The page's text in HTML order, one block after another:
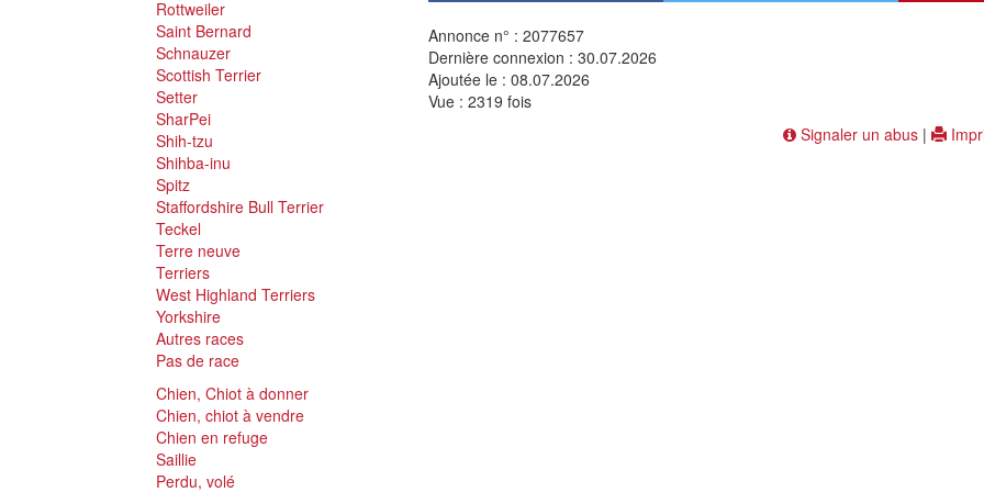
Rottweiler
Saint Bernard
Schnauzer
Scottish Terrier
Setter
SharPei
Shih-tzu
Shihba-inu
Spitz
Staffordshire Bull Terrier
Teckel
Terre neuve
Terriers
West Highland Terriers
Yorkshire
Autres races
Pas de race
Chien, Chiot à donner
Chien, chiot à vendre
Chien en refuge
Saillie
Perdu, volé
Annonce n° : 2077657
Dernière connexion : 30.07.2026
Ajoutée le : 08.07.2026
Vue : 2319 fois
Signaler un abus |